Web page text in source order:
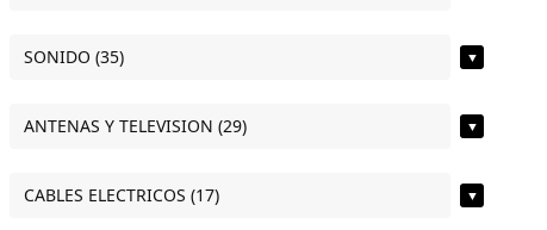
SONIDO (35) ▼
ANTENAS Y TELEVISION (29) ▼
CABLES ELECTRICOS (17) ▼